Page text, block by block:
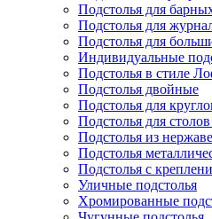
Подстолья для
Подстолья для
Подстолья для
Индивидуальные
Подстолья в стиле
Подстолья двойные
Подстолья для
Подстолья для
Подстолья из
Подстолья
Подстолья с
Уличные подстолья
Хромированные